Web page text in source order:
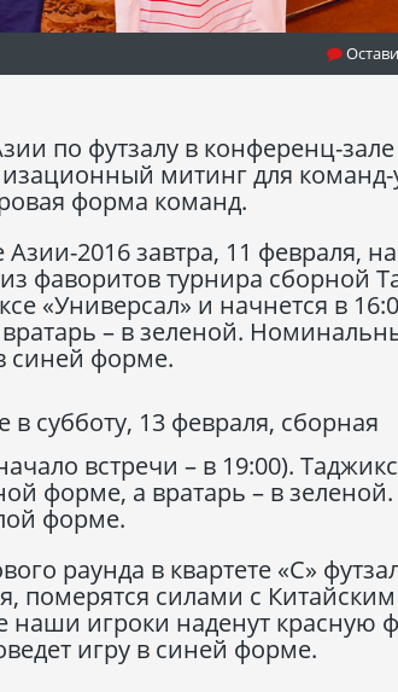
по футзалу в конференц-
митинг для команд-
форма команд.
2016 завтра, 11 февраля,
фаворитов турнира сборной
«Универсал» и начнется в
– в зеленой.
синей форме.
в субботу, 13 февраля, сборная
встречи – в 19:00).
форме, а вратарь – в
форме.
раунда в квартете «С»
померятся силами с
наши игроки наденут красную
игру в синей форме.